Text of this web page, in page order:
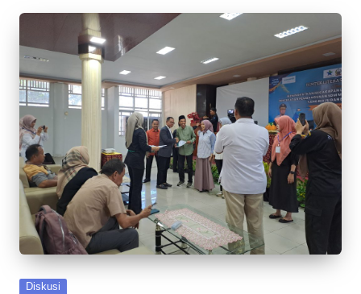
Posted
Diskusi